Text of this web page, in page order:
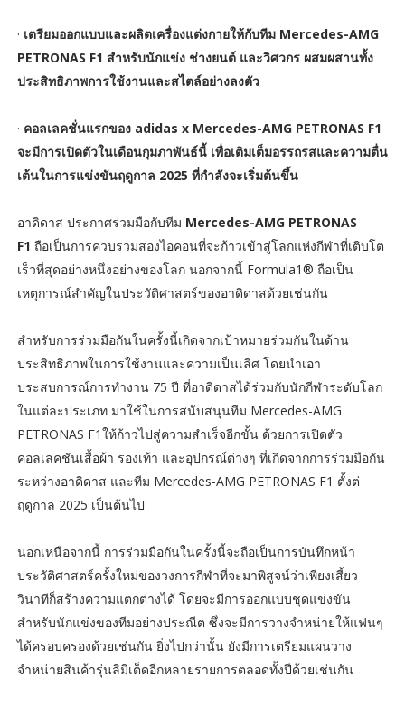
· เตรียมออกแบบและผลิตเครื่องแต่งกายให้กับทีม Mercedes-AMG
PETRONAS F1 สำหรับนักแข่ง ช่างยนต์ และวิศวกร ผสมผสานทั้ง
ประสิทธิภาพการใช้งานและสไตล์อย่างลงตัว
· คอลเลคชั่นแรกของ adidas x Mercedes-AMG PETRONAS F1
จะมีการเปิดตัวในเดือนกุมภาพันธ์นี้ เพื่อเติมเต็มอรรถรสและความตื่น
เต้นในการแข่งขันฤดูกาล 2025 ที่กำลังจะเริ่มต้นขึ้น
อาดิดาส ประกาศร่วมมือกับทีม Mercedes-AMG PETRONAS
F1 ถือเป็นการควบรวมสองไอคอนที่จะก้าวเข้าสู่โลกแห่งกีฬาที่เติบโต
เร็วที่สุดอย่างหนึ่งอย่างของโลก นอกจากนี้ Formula1® ถือเป็น
เหตุการณ์สำคัญในประวัติศาสตร์ของอาดิดาสด้วยเช่นกัน
สำหรับการร่วมมือกันในครั้งนี้เกิดจากเป้าหมายร่วมกันในด้าน
ประสิทธิภาพในการใช้งานและความเป็นเลิศ โดยนำเอา
ประสบการณ์การทำงาน 75 ปี ที่อาดิดาสได้ร่วมกับนักกีฬาระดับโลก
ในแต่ละประเภท มาใช้ในการสนับสนุนทีม Mercedes-AMG
PETRONAS F1ให้ก้าวไปสู่ความสำเร็จอีกขั้น ด้วยการเปิดตัว
คอลเลคชันเสื้อผ้า รองเท้า และอุปกรณ์ต่างๆ ที่เกิดจากการร่วมมือกัน
ระหว่างอาดิดาส และทีม Mercedes-AMG PETRONAS F1 ตั้งต่
ฤดูกาล 2025 เป็นต้นไป
นอกเหนือจากนี้ การร่วมมือกันในครั้งนี้จะถือเป็นการบันทึกหน้า
ประวัติศาสตร์ครั้งใหม่ของวงการกีฬาที่จะมาพิสูจน์ว่าเพียงเสี้ยว
วินาทีก็สร้างความแตกต่างได้ โดยจะมีการออกแบบชุดแข่งขัน
สำหรับนักแข่งของทีมอย่างประณีต ซึ่งจะมีการวางจำหน่ายให้แฟนๆ
ได้ครอบครองด้วยเช่นกัน ยิ่งไปกว่านั้น ยังมีการเตรียมแผนวาง
จำหน่ายสินค้ารุ่นลิมิเต็ดอีกหลายรายการตลอดทั้งปีด้วยเช่นกัน